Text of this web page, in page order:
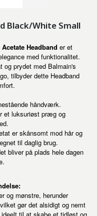
Black/White Small
Headband er et
med funktionalitet.
og prydet med Balmain's
tilbyder dette Headband
håndværk.
et luksuriøst præg og
er skånsomt mod hår og
til daglig brug.
bliver på plads hele dagen
og mønstre, herunder
gør det alsidigt og nemt